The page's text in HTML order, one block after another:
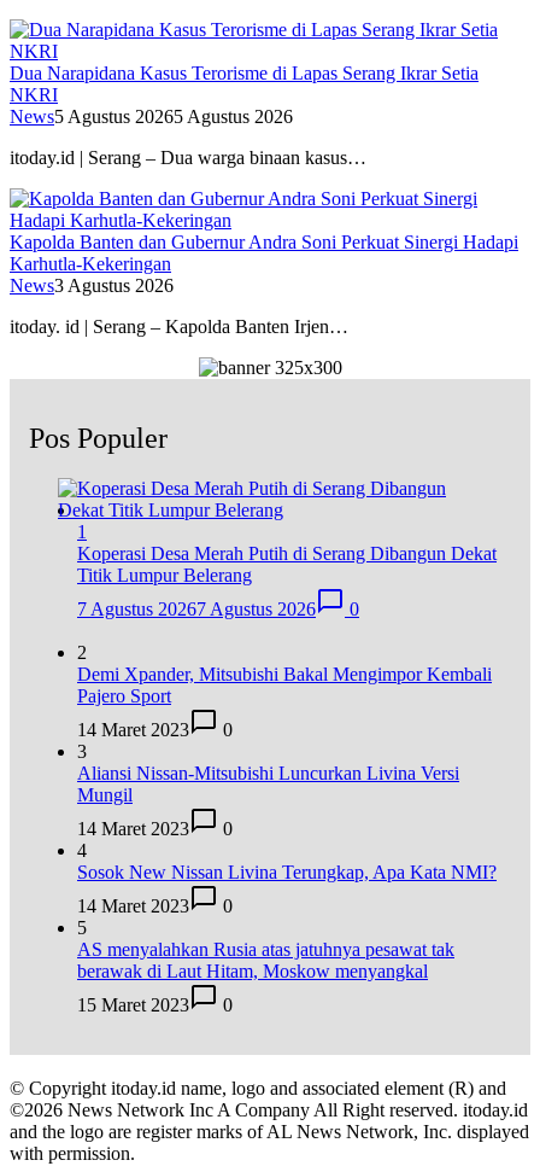
Dua Narapidana Kasus Terorisme di Lapas Serang Ikrar Setia
NKRI
News5 Agustus 20265 Agustus 2026
itoday.id | Serang – Dua warga binaan kasus…
Kapolda Banten dan Gubernur Andra Soni Perkuat Sinergi Hadapi
Karhutla-Kekeringan
News3 Agustus 2026
itoday. id | Serang – Kapolda Banten Irjen…
Pos Populer
1
Koperasi Desa Merah Putih di Serang Dibangun Dekat
Titik Lumpur Belerang
7 Agustus 20267 Agustus 2026 0
2
Demi Xpander, Mitsubishi Bakal Mengimpor Kembali
Pajero Sport
14 Maret 2023
0
3
Aliansi Nissan-Mitsubishi Luncurkan Livina Versi
Mungil
14 Maret 2023
0
4
Sosok New Nissan Livina Terungkap, Apa Kata NMI?
14 Maret 2023
0
5
AS menyalahkan Rusia atas jatuhnya pesawat tak
berawak di Laut Hitam, Moskow menyangkal
15 Maret 2023
0
© Copyright itoday.id name, logo and associated element (R) and
©2026 News Network Inc A Company All Right reserved. itoday.id
and the logo are register marks of AL News Network, Inc. displayed
with permission.